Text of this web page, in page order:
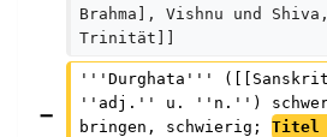
Brahma], Vishnu und
Trinität]]
'''Durghata'''
''adj.'' u. ''n.'') schwer
bringen, schwierig; Titel